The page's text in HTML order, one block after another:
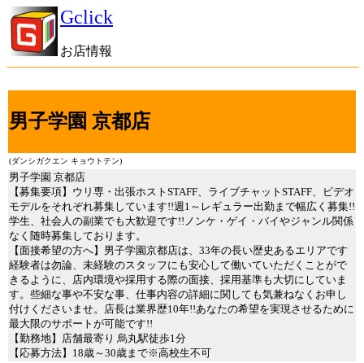
Gclick
お店情報
男子学園 京都店
(ダンシガクエン キョウトテン)
男子学園 京都店
【募集要項】ウリ専・出張ホストSTAFF、ライブチャットSTAFF、ビデオ
モデルをそれぞれ募集しています!!週1～レギュラー出勤まで幅広く募集!!
学生、社会人の副業でも大歓迎です!!ノンケ・ゲイ・バイやジャンル関係
なく随時募集しております。
【面接希望の方へ】男子学園京都店は、33年の長い歴史あるエリアです
経験者は勿論、未経験のスタッフにも安心して働いていただくことがで
きるように、店内環境や採用する際の面接、採用基準も大切にしていま
す。些細な事や不安な事、仕事内容の詳細に関しても気兼ねなくお申し
付けくださいませ。店長は業界歴10年!!あなたの希望を実現させるために
最大限のサポートが可能です!!
【勤務地】店舗最寄り 烏丸駅徒歩1分
【応募方法】18歳～30歳まで※高校生不可